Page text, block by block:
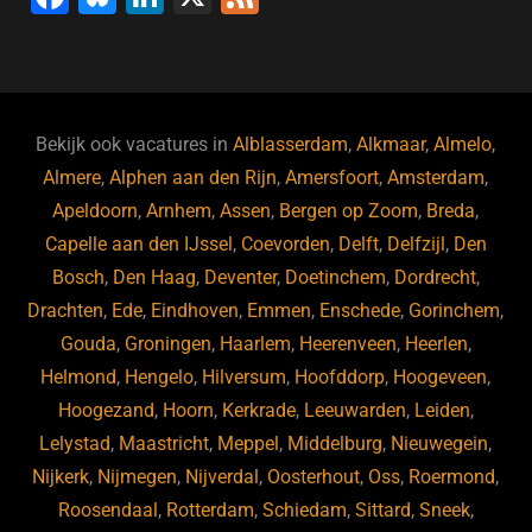
b
o
o
k
ky dI
n
Bekijk ook vacatures inAlblasserdam,Alkmaar,Almelo,
Almere,Alphen aan den Rijn,Amersfoort,Amsterdam,
Apeldoorn,Arnhem,Assen, Bergen op Zoom, Breda,
Capelle aan den IJssel, Coevorden, Delft, Delfzijl, Den
Bosch, Den Haag, Deventer, Doetinchem, Dordrecht,
Drachten, Ede, Eindhoven, Emmen, Enschede, Gorinchem,
Gouda, Groningen, Haarlem, Heerenveen, Heerlen,
Helmond, Hengelo, Hilversum, Hoofddorp, Hoogeveen,
Hoogezand, Hoorn, Kerkrade, Leeuwarden, Leiden,
Lelystad, Maastricht, Meppel, Middelburg, Nieuwegein,
Nijkerk, Nijmegen, Nijverdal, Oosterhout, Oss, Roermond,
Roosendaal, Rotterdam, Schiedam, Sittard, Sneek,